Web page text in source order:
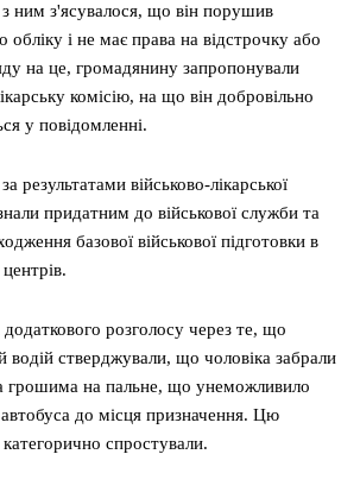
з ним з'ясувалося, що він порушив
обліку і не має права на відстрочку або
на це, громадянину запропонували
комісію, на що він добровільно
у повідомленні.
військово-лікарської
придатним до військової служби та
базової військової підготовки в
розголосу через те, що
водій стверджували, що чоловіка забрали
грошима на пальне, що унеможливило
до місця призначення. Цю
спростували.